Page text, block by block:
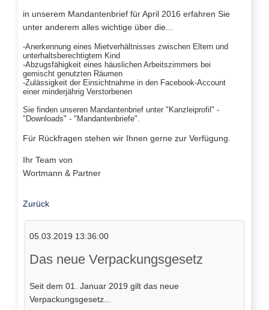
in unserem Mandantenbrief für April 2016 erfahren Sie
unter anderem alles wichtige über die...
-Anerkennung eines Mietverhältnisses zwischen Eltern und
unterhaltsberechtigtem Kind
-Abzugsfähigkeit eines häuslichen Arbeitszimmers bei
gemischt genutzten Räumen
-Zulässigkeit der Einsichtnahme in den Facebook-Account
einer minderjährig Verstorbenen
Sie finden unseren Mandantenbrief unter "Kanzleiprofil" -
"Downloads" - "Mandantenbriefe".
Für Rückfragen stehen wir Ihnen gerne zur Verfügung.
Ihr Team von
Wortmann & Partner
Zurück
05.03.2019 13:36:00
Das neue Verpackungsgesetz
Seit dem 01. Januar 2019 gilt das neue
Verpackungsgesetz...